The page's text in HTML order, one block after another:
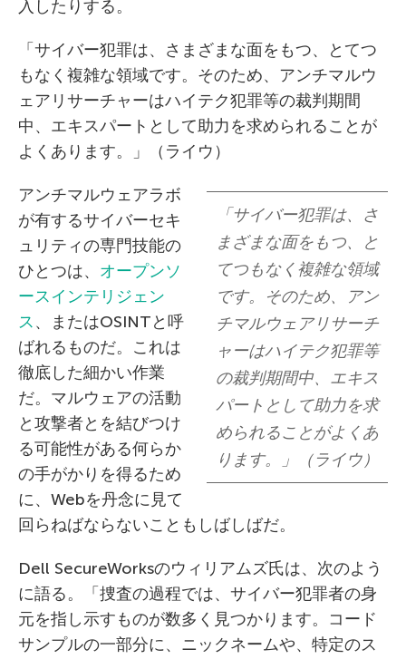
入したりする。
「サイバー犯罪は、さまざまな面をもつ、とてつ
もなく複雑な領域です。そのため、アンチマルウ
ェアリサーチャーはハイテク犯罪等の裁判期間
中、エキスパートとして助力を求められることが
よくあります。」（ライウ）
「サイバー犯罪は、さ
まざまな面をもつ、と
てつもなく複雑な領域
です。そのため、アン
チマルウェアリサーチ
ャーはハイテク犯罪等
の裁判期間中、エキス
パートとして助力を求
められることがよくあ
ります。」（ライウ）
アンチマルウェアラボ
が有するサイバーセキ
ュリティの専門技能の
ひとつは、 オープンソ
ースインテリジェン
ス、またはOSINTと呼
ばれるものだ。これは
徹底した細かい作業
だ。マルウェアの活動
と攻撃者とを結びつけ
る可能性がある何らか
の手がかりを得るため
に、Webを丹念に見て
回らねばならないこともしばしばだ。
Dell SecureWorksのウィリアムズ氏は、次のよう
に語る。「捜査の過程では、サイバー犯罪者の身
元を指し示すものが数多く見つかります。コード
サンプルの一部分に、ニックネームや、特定のス